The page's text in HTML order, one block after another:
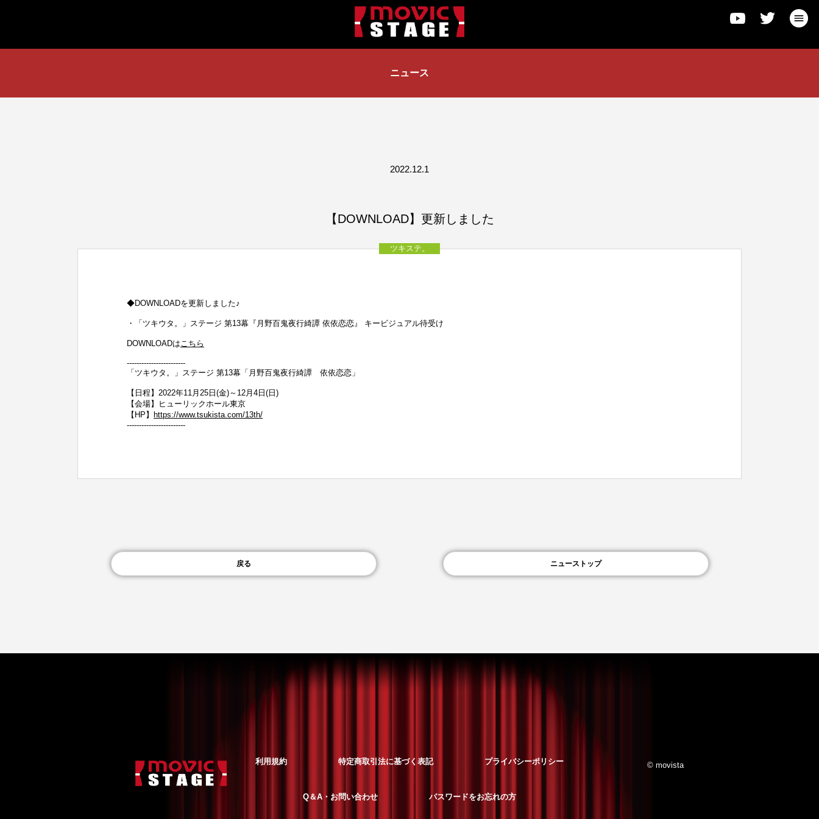
ニュース
2022.12.1
【DOWNLOAD】更新しました
ツキステ。
◆DOWNLOADを更新しました♪
・「ツキウタ。」ステージ 第13幕『月野百鬼夜行綺譚 依依恋恋』 キービジュアル待受け
DOWNLOADは こちら
------------------------
「ツキウタ。」ステージ 第13幕「月野百鬼夜行綺譚 依依恋恋」
【日程】2022年11月25日(金)～12月4日(日)
【会場】ヒューリックホール東京
【HP】 https://www.tsukista.com/13th/
------------------------
戻る ニューストップ
利用規約 特定商取引法に基づく表記 プライバシーポリシー
Q＆A・お問い合わせ パスワードをお忘れの方
© movista